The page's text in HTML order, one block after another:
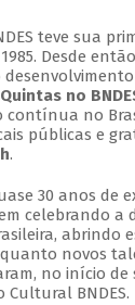
teve sua
Desde
Quintas no
contínua no
públicas e
.
30 anos de
celebrando a
abrindo
novos
no início de
Cultural BNDES.